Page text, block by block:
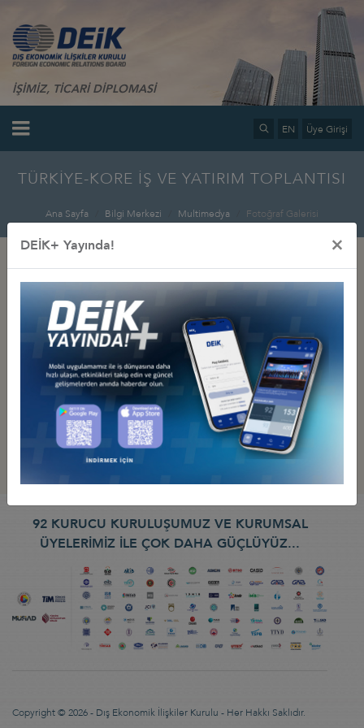
İŞİMİZ, TİCARİ DİPLOMASİ
EN Üye Girişi
TÜRKİYE-KORE İŞ VE YATIRIM TOPLANTISI
Ana Sayfa Bilgi Merkezi Multimedya Fotoğraf Galerisi
92 KURUCU KURULUŞUMUZ VE KURUMSAL
ÜYELERİMİZ İLE ÇOK DAHA GÜÇLÜYÜZ...
Copyright © 2026 - Dış Ekonomik İlişkiler Kurulu - Her Hakkı Saklıdır.
DEİK+ Yayında! ×